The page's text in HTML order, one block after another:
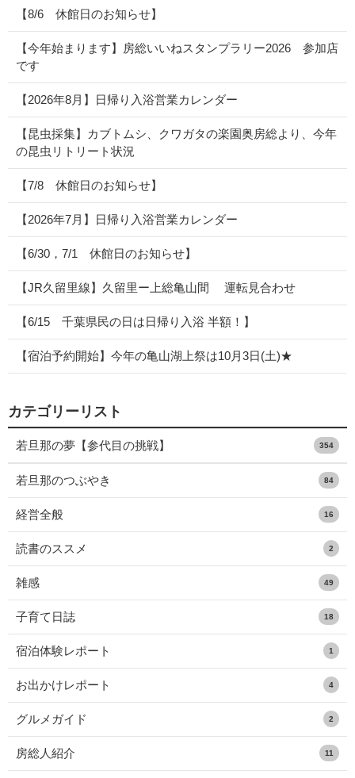
【8/6 休館日のお知らせ】
【今年始まります】房総いいねスタンプラリー2026 参加店
です
【2026年8月】日帰り入浴営業カレンダー
【昆虫採集】カブトムシ、クワガタの楽園奥房総より、今年
の昆虫リトリート状況
【7/8 休館日のお知らせ】
【2026年7月】日帰り入浴営業カレンダー
【6/30，7/1 休館日のお知らせ】
【JR久留里線】久留里ー上総亀山間 運転見合わせ
【6/15 千葉県民の日は日帰り入浴 半額！】
【宿泊予約開始】今年の亀山湖上祭は10月3日(土)★
カテゴリーリスト
若旦那の夢【参代目の挑戦】 354
若旦那のつぶやき 84
経営全般 16
読書のススメ 2
雑感 49
子育て日誌 18
宿泊体験レポート 1
お出かけレポート 4
グルメガイド 2
房総人紹介 11